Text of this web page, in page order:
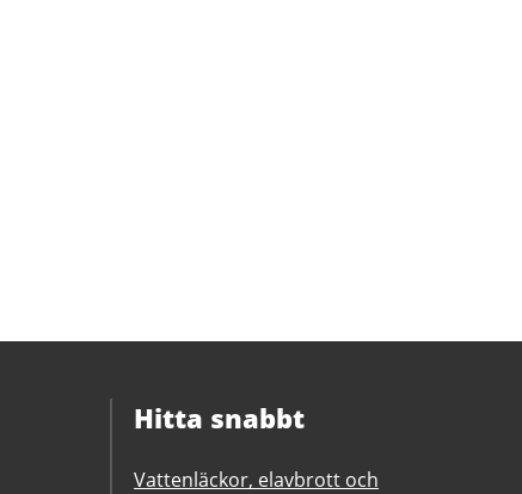
Hitta snabbt
Vattenläckor, elavbrott och